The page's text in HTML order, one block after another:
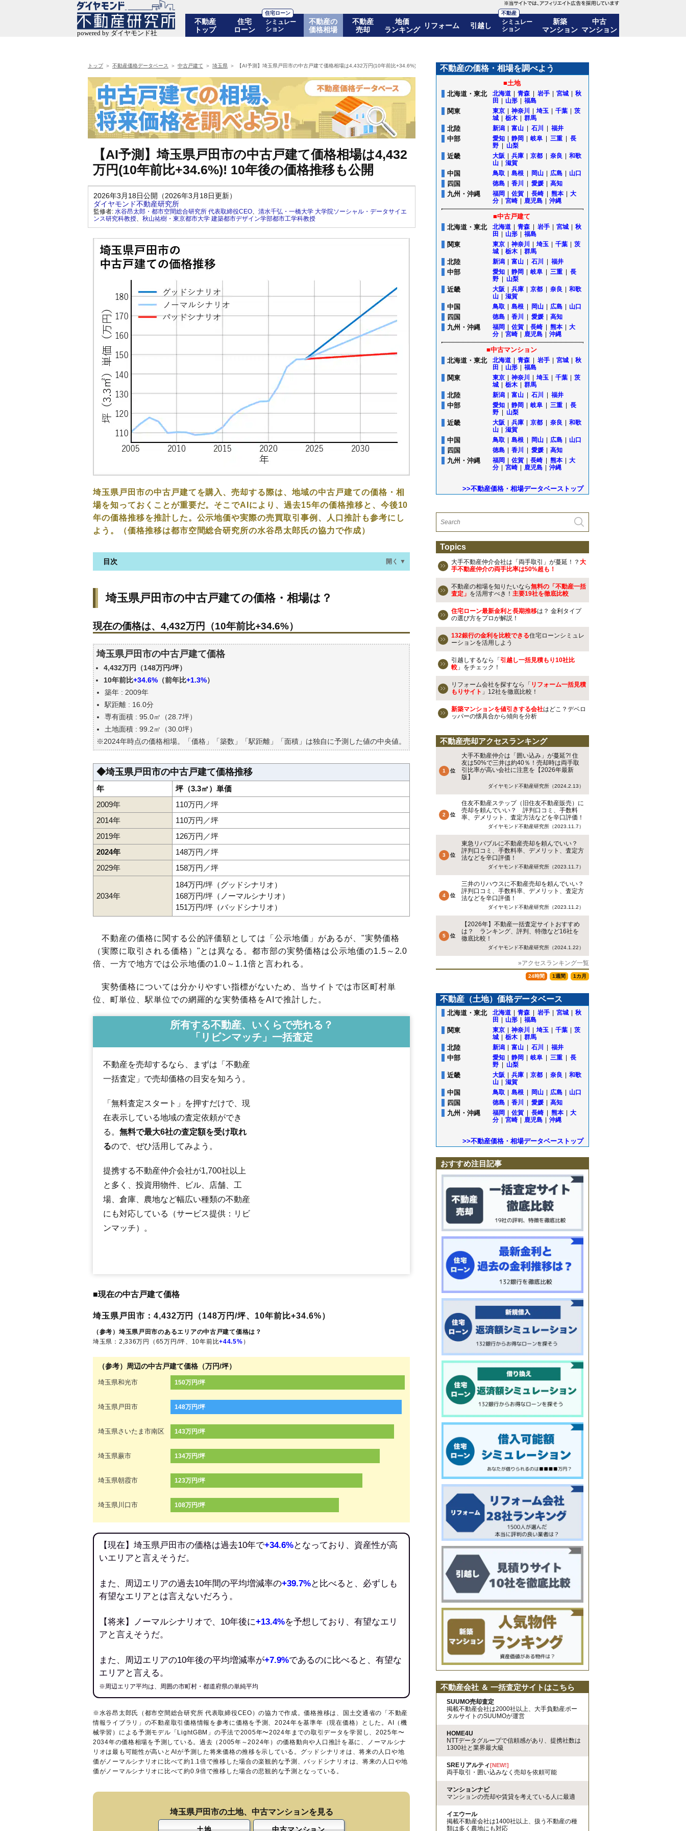
不動産
トップ
住宅
ローン
住宅ローン
シミュレー
ション
不動産の
価格相場
不動産
売却
地価
ランキング
リフォーム 引越し
不動産
シミュレー
ション
新築
マンション
中古
マンション
トップ 不動産価格データベース 中古戸建て 埼玉県 【AI予測】埼玉県戸田市の中古戸建て価格相場は4,432万円(10年前比+34.6%)! 10年後の価格推移も公開
【AI予測】埼玉県戸田市の中古戸建て価格相場は4,432
万円(10年前比+34.6%)! 10年後の価格推移も公開
2026年3月18日公開（2026年3月18日更新）
ダイヤモンド不動産研究所
監修者: 水谷昂太郎・都市空間総合研究所 代表取締役CEO、 清水千弘・一橋大学 大学院ソーシャル・データサイエ
ンス研究科教授、 秋山祐樹・東京都市大学 建築都市デザイン学部都市工学科教授
埼玉県戸田市の中古戸建てを購入、売却する際は、地域の中古戸建ての価格・相
場を知っておくことが重要だ。そこでAIにより、過去15年の価格推移と、今後10
年の価格推移を推計した。公示地価や実際の売買取引事例、人口推計も参考にし
よう。（価格推移は都市空間総合研究所の水谷昂太郎氏の協力で作成）
目次 開く ▼
現在の価格は、4,432万円（10年前比+34.6%）
駅からの徒歩距離で価格はどうなる？
築年数で価格はどうなる？
埼玉県戸田市の中古戸建ての過去の売買事例
公示地価はいくら
エリアの将来性を人口予想から検討しよう
自分の年収でいくらの不動産が買える？
埼玉県戸田市の中古戸建ての価格・相場は？
現在の価格は、4,432万円（10年前比+34.6%）
埼玉県戸田市の中古戸建て価格
4,432万円（148万円/坪）
10年前比+34.6% （前年比+1.3%）
築年 : 2009年
駅距離 : 16.0分
専有面積 : 95.0㎡（28.7坪）
土地面積 : 99.2㎡（30.0坪）
※2024年時点の価格相場。「価格」「築数」「駅距離」「面積」は独自に予測した値の中央値。
◆埼玉県戸田市の中古戸建て価格推移
年
坪（3.3㎡）単価
2009年
110万円／坪
2014年
110万円／坪
2019年
126万円／坪
2024年
148万円／坪
2029年
158万円／坪
2034年
184万円/坪（グッドシナリオ）
168万円/坪（ノーマルシナリオ）
151万円/坪（バッドシナリオ）
不動産の価格に関する公的評価額としては「公示地価」があるが、"実勢価格
（実際に取引される価格）"とは異なる。都市部の実勢価格は公示地価の1.5～2.0
倍、一方で地方では公示地価の1.0～1.1倍と言われる。
実勢価格については分かりやすい指標がないため、当サイトでは市区町村単
位、町単位、駅単位での網羅的な実勢価格をAIで推計した。
所有する不動産、いくらで売れる？
「リビンマッチ」一括査定
不動産を売却するなら、まずは「不動産
一括査定」で売却価格の目安を知ろう。
「無料査定スタート」を押すだけで、現
在表示している地域の査定依頼ができ
る。 無料で最大6社の査定額を受け取れ
るので、ぜひ活用してみよう。
提携する不動産仲介会社が1,700社以上
と多く、投資用物件、ビル、店舗、工
場、倉庫、農地など幅広い種類の不動産
にも対応している（サービス提供：リビ
ンマッチ）。
■現在の中古戸建て価格
埼玉県戸田市：4,432万円（148万円/坪、10年前比+34.6%）
（参考）埼玉県戸田市のあるエリアの中古戸建て価格は？
埼玉県：2,336万円（65万円/坪、10年前比+44.5% ）
（参考）周辺の中古戸建て価格（万円/坪）
埼玉県和光市 150万円/坪
埼玉県戸田市 148万円/坪
埼玉県さいたま市南区 143万円/坪
埼玉県蕨市 134万円/坪
埼玉県朝霞市 123万円/坪
埼玉県川口市 108万円/坪
【現在】埼玉県戸田市の価格は過去10年で+34.6%となっており、資産性が高
いエリアと言えそうだ。
また、周辺エリアの過去10年間の平均増減率の+39.7%と比べると、必ずしも
有望なエリアとは言えないだろう。
【将来】ノーマルシナリオで、10年後に+13.4%を予想しており、有望なエリ
アと言えそうだ。
また、周辺エリアの10年後の平均増減率が+7.9%であるのに比べると、有望な
エリアと言える。
※周辺エリア平均は、周囲の市町村・都道府県の単純平均
※水谷昂太郎氏（都市空間総合研究所 代表取締役CEO）の協力で作成。価格推移は、国土交通省の「 不動産
情報ライブラリ 」の不動産取引価格情報を参考に価格を予測、2024年を基準年（現在価格）とした。AI（機
械学習）による予測モデル「LightGBM」の手法で2005年〜2024年までの取引データを学習し、2025年〜
2034年の価格相場を予測している。過去（2005年～2024年）の価格動向や人口推計を基に、ノーマルシナ
リオは最も可能性が高いとAIが予測した将来価格の推移を示している。グッドシナリオは、将来の人口や地
価がノーマルシナリオに比べて約1.1倍で推移した場合の楽観的な予測、バッドシナリオは、将来の人口や地
価がノーマルシナリオに比べて約0.9倍で推移した場合の悲観的な予測となっている。
埼玉県戸田市の土地、中古マンションを見る
土地 中古マンション
不動産の価格・相場を調べよう
■土地
北海道・東北
北海道 青森 岩手 宮城
秋
田
山形 福島
関東 東京 神奈川 埼玉 千葉
茨
城
栃木 群馬
北陸 新潟 富山 石川 福井
中部 愛知 静岡 岐阜 三重
長
野
山梨
近畿 大阪 兵庫 京都 奈良
和歌
山
滋賀
中国 鳥取 島根 岡山 広島 山口
四国 徳島 香川 愛媛 高知
九州・沖縄 福岡 佐賀 長崎 熊本
大
分
宮崎 鹿児島 沖縄
■中古戸建て
北海道・東北
北海道 青森 岩手 宮城
秋
田
山形 福島
関東 東京 神奈川 埼玉 千葉
茨
城
栃木 群馬
北陸 新潟 富山 石川 福井
中部 愛知 静岡 岐阜 三重
長
野
山梨
近畿 大阪 兵庫 京都 奈良
和歌
山
滋賀
中国 鳥取 島根 岡山 広島 山口
四国 徳島 香川 愛媛 高知
九州・沖縄 福岡 佐賀 長崎 熊本
大
分
宮崎 鹿児島 沖縄
■中古マンション
北海道・東北
北海道 青森 岩手 宮城
秋
田
山形 福島
関東 東京 神奈川 埼玉 千葉
茨
城
栃木 群馬
北陸 新潟 富山 石川 福井
中部 愛知 静岡 岐阜 三重
長
野
山梨
近畿 大阪 兵庫 京都 奈良
和歌
山
滋賀
中国 鳥取 島根 岡山 広島 山口
四国 徳島 香川 愛媛 高知
九州・沖縄 福岡 佐賀 長崎 熊本
大
分
宮崎 鹿児島 沖縄
>>不動産価格・相場データベーストップ
Topics
大手不動産仲介会社は「両手取引」が蔓延！？ 大
手不動産仲介の両手比率は50%超も！
不動産の相場を知りたいなら無料の「不動産一括
査定」 を活用すべき！ 主要19社を徹底比較
住宅ローン最新金利と長期推移は？ 金利タイプ
の選び方をプロが解説！
132銀行の金利を比較できる住宅ローンシミュレ
ーションを活用しよう
引越しするなら「 引越し一括見積もり10社比
較 」をチェック！
リフォーム会社を探すなら「 リフォーム一括見積
もりサイト 」12社を徹底比較！
新築マンションを値引きする会社はどこ？デベロ
ッパーの懐具合から傾向を分析
不動産売却アクセスランキング
大手不動産仲介は「囲い込み」が蔓延?! 住
友は50%で三井は約40％！売却時は両手取
引比率が高い会社に注意を【2026年最新
版】
ダイヤモンド不動産研究所（2024.2.13）
住友不動産ステップ（旧住友不動産販売）に
売却を頼んでいい？ 評判口コミ、手数料
率、デメリット、査定方法などを辛口評価！
ダイヤモンド不動産研究所（2023.11.7）
東急リバブルに不動産売却を頼んでいい？
評判口コミ、手数料率、デメリット、査定方
法などを辛口評価！
ダイヤモンド不動産研究所（2023.11.7）
三井のリハウスに不動産売却を頼んでいい？
評判口コミ、手数料率、デメリット、査定方
法などを辛口評価！
ダイヤモンド不動産研究所（2023.11.2）
【2026年】不動産一括査定サイトおすすめ
は？ ランキング、評判、特徴など16社を
徹底比較！
ダイヤモンド不動産研究所（2024.1.22）
»アクセスランキング一覧
24時間 1週間 1カ月
不動産（土地）価格データベース
北海道・東北 北海道 青森 岩手 宮城
秋
田
山形 福島
関東 東京 神奈川 埼玉 千葉
茨
城
栃木 群馬
北陸 新潟 富山 石川 福井
中部 愛知 静岡 岐阜 三重
長
野
山梨
近畿 大阪 兵庫 京都 奈良
和歌
山
滋賀
中国 鳥取 島根 岡山 広島 山口
四国 徳島 香川 愛媛 高知
九州・沖縄 福岡 佐賀 長崎 熊本
大
分
宮崎 鹿児島 沖縄
>>不動産価格・相場データベーストップ
おすすめ注目記事
不動産会社 ＆ 一括査定サイトはこちら
SUUMO売却査定
掲載不動産会社は2000社以上、大手負動産ポー
タルサイトのSUUMOが運営
HOME4U
NTTデータグループで信頼感があり、提携社数は
1300社と業界最大級
SREリアルティ[NEW!]
両手取引・囲い込みなく売却を依頼可能
マンションナビ
マンションの売却や賃貸を考えている人に最適
イエウール
掲載不動産会社は1400社以上、扱う不動産の種
類は多く農地にも対応